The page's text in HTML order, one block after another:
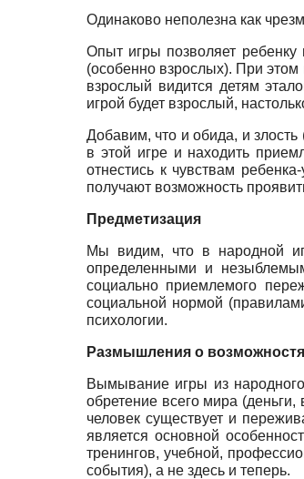
Одинаково неполезна как
Опыт игры позволяет
(особенно взрослых). При
взрослый видится детям
игрой будет взрослый,
Добавим, что и обида, и
в этой игре и находить
отнестись к чувствам
получают возможность
Предметизация
Мы видим, что в народной
определенными и
социально приемлемого
социальной нормой
психологии.
Размышления о
Вымывание игры из
обретение всего мира
человек существует и
является основной
тренингов, учебной,
события), а не здесь и теперь.